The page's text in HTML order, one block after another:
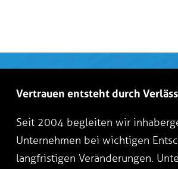
Vertrauen entsteht durch
Seit 2004 begleiten wir
Unternehmen bei wichtigen
langfristigen Veränderungen.